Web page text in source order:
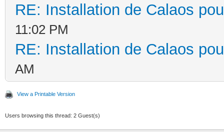
RE: Installation de Calaos
11:02 PM
RE: Installation de Calaos
AM
View a Printable Version
Users browsing this thread: 2 Guest(s)